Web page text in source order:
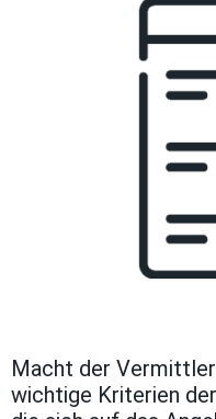
Macht der
wichtige Kriterien